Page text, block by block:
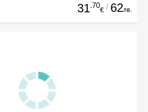
31.70
€ / 62лв.